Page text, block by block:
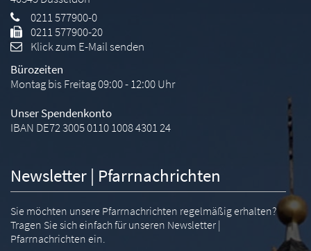
0211 577900-0
0211 577900-20
Klick zum E-Mail senden
Bürozeiten
Montag bis Freitag 09:00 - 12:00 Uhr
Unser Spendenkonto
IBAN DE72 3005 0110 1008 4301 24
Newsletter | Pfarrnachrichten
Sie möchten unsere Pfarrnachrichten regelmäßig erhalten?
Tragen Sie sich einfach für unseren Newsletter |
Pfarrnachrichten ein.